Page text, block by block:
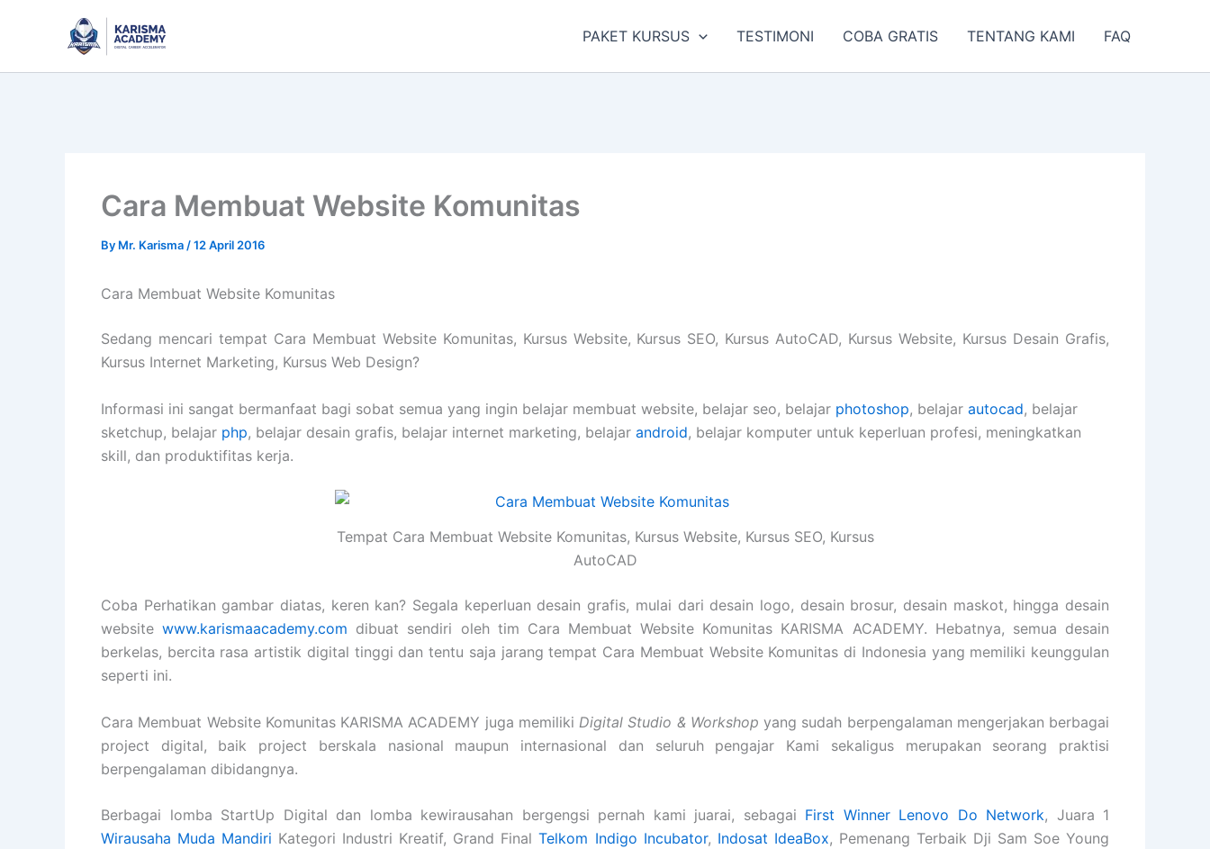
PAKET KURSUS TESTIMONI COBA GRATIS TENTANG KAMI FAQ
Cara Membuat Website Komunitas
By Mr. Karisma /12 April 2016
Cara Membuat Website Komunitas
Sedang mencari tempat Cara Membuat Website Komunitas, Kursus Website, Kursus SEO, Kursus AutoCAD, Kursus Website, Kursus Desain Grafis,
Kursus Internet Marketing, Kursus Web Design?
Informasi ini sangat bermanfaat bagi sobat semua yang ingin belajar membuat website, belajar seo, belajar photoshop, belajar autocad, belajar
sketchup, belajar php, belajar desain grafis, belajar internet marketing, belajar android, belajar komputer untuk keperluan profesi, meningkatkan
skill, dan produktifitas kerja.
Tempat Cara Membuat Website Komunitas, Kursus Website, Kursus SEO, Kursus
AutoCAD
Coba Perhatikan gambar diatas, keren kan? Segala keperluan desain grafis, mulai dari desain logo, desain brosur, desain maskot, hingga desain
websitewww.karismaacademy.com dibuat sendiri oleh tim Cara Membuat Website Komunitas KARISMA ACADEMY. Hebatnya, semua desain
berkelas, bercita rasa artistik digital tinggi dan tentu saja jarang tempat Cara Membuat Website Komunitas di Indonesia yang memiliki keunggulan
seperti ini.
Cara Membuat Website Komunitas KARISMA ACADEMY juga memiliki Digital Studio & Workshop yang sudah berpengalaman mengerjakan berbagai
project digital, baik project berskala nasional maupun internasional dan seluruh pengajar Kami sekaligus merupakan seorang praktisi
berpengalaman dibidangnya.
Berbagai lomba StartUp Digital dan lomba kewirausahan bergengsi pernah kami juarai, sebagai First Winner Lenovo Do Network, Juara 1
Wirausaha Muda Mandiri Kategori Industri Kreatif, Grand FinalTelkom Indigo Incubator, Indosat IdeaBox, Pemenang Terbaik Dji Sam Soe Young